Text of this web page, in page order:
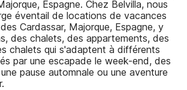
Espagne. Chez Belvilla, nous
éventail de locations de vacances
Cardassar, Majorque, Espagne, y
des chalets, des appartements, des
chalets qui s'adaptent à différents
par une escapade le week-end, des
pause automnale ou une aventure